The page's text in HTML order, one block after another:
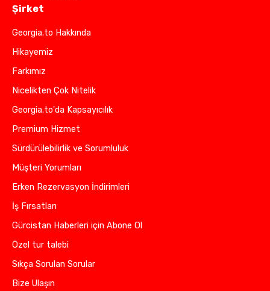
Şirket
Georgia.to Hakkında
Hikayemiz
Farkımız
Nicelikten Çok Nitelik
Georgia.to'da Kapsayıcılık
Premium Hizmet
Sürdürülebilirlik ve Sorumluluk
Müşteri Yorumları
Erken Rezervasyon İndirimleri
İş Fırsatları
Gürcistan Haberleri için Abone Ol
Özel tur talebi
Sıkça Sorulan Sorular
Bize Ulaşın